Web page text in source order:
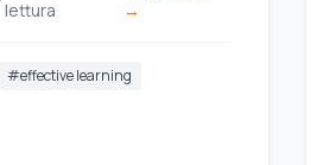
lettura
→
#effective learning